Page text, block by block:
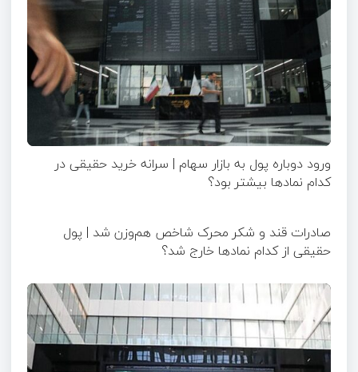
ورود دوباره پول به بازار سهام | سرانه خرید حقیقی در
کدام نماد‌ها بیشتر بود؟
صادرات قند و شکر محرک شاخص هم‌وزن شد | پول
حقیقی از کدام نماد‌ها خارج شد؟